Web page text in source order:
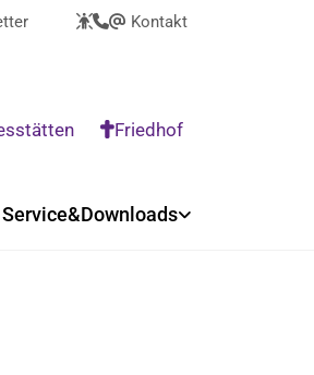
@ Kontakt
Friedhof
Service&Downloads